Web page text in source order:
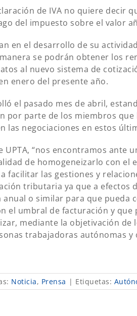
de IVA no quiere decir
del impuesto sobre el valor
en el desarrollo de su
se podrán obtener los
al nuevo sistema de
enero del presente año.
el pasado mes de abril,
por parte de los miembros
las negociaciones en estos
UPTA, “nos encontramos ante
de homogeneizarlo con el
facilitar las gestiones y
tributaria ya que a efectos
o similar para que pueda
el umbral de facturación y que
mediante la objetivación de
trabajadoras autónomas
Noticia, Prensa | Etiquetas: